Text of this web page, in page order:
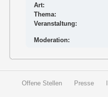
Art:
Thema:
Veranstaltung:
Moderation:
Offene Stellen Presse